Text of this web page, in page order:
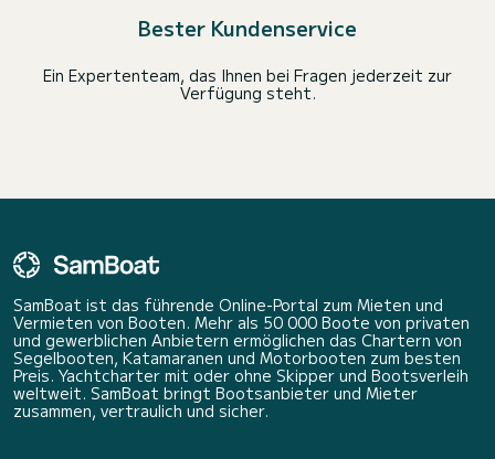
Bester Kundenservice
Ein Expertenteam, das Ihnen bei Fragen jederzeit zur
Verfügung steht.
SamBoat ist das führende Online-Portal zum Mieten und
Vermieten von Booten. Mehr als 50 000 Boote von privaten
und gewerblichen Anbietern ermöglichen das Chartern von
Segelbooten, Katamaranen und Motorbooten zum besten
Preis. Yachtcharter mit oder ohne Skipper und Bootsverleih
weltweit. SamBoat bringt Bootsanbieter und Mieter
zusammen, vertraulich und sicher.